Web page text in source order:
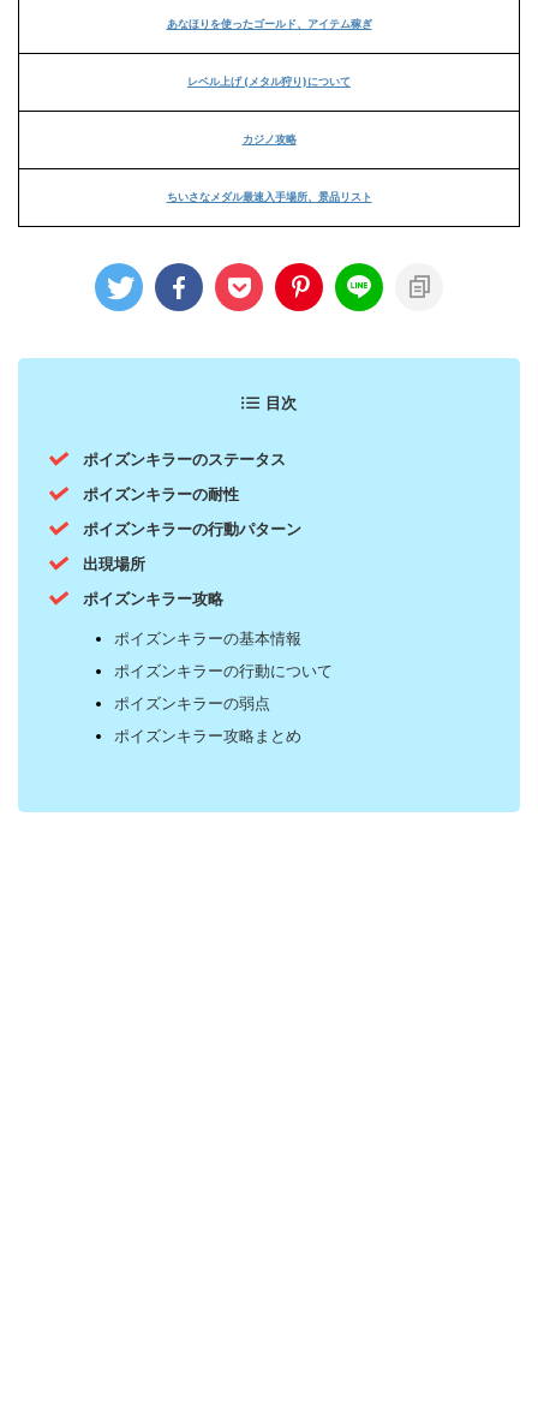
あなほりを使ったゴールド、アイテム稼ぎ
レベル上げ (メタル狩り)について
カジノ攻略
ちいさなメダル最速入手場所、景品リスト
目次
ポイズンキラーのステータス
ポイズンキラーの耐性
ポイズンキラーの行動パターン
出現場所
ポイズンキラー攻略
ポイズンキラーの基本情報
ポイズンキラーの行動について
ポイズンキラーの弱点
ポイズンキラー攻略まとめ